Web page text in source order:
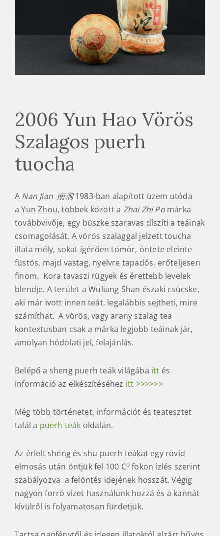
2006 Yun Hao Vörös
Szalagos puerh
tuocha
A Nan Jian 南涧1983-ban alapított üzem utóda
aYun Zhou, többek között a Zhai Zhi Po márka
továbbvivője, egy büszke szaravas díszíti a teáinak
csomagolását. A vörös szalaggal jelzett toucha
illata mély, sokat ígérően tömör, öntete eleinte
füstös, majd vastag, nyelvre tapadós, erőteljesen
finom. Kora tavaszi rügyek és érettebb levelek
blendje. A terület a Wuliang Shan északi csücske,
aki már ivott innen teát, legalábbis sejtheti, mire
számíthat. A vörös, vagy arany szalag tea
kontextusban csak a márka legjobb teáinak jár,
amolyan hódolati jel, felajánlás.
Belépő a sheng puerh teák világába itt és
információ az elkészítéséhez itt >>>>>>
Még több történetet, információt és teatesztet
talál a puerh teák oldalán.
Az érlelt sheng és shu puerh teákat egy rövid
elmosás után öntjük fel 100 Co fokon ízlés szerint
szabályozva a felöntés idejének hosszát. Végig
nagyon forró vizet használunk hozzá és a kannát
kívülről is folyamatosan fürdetjük.